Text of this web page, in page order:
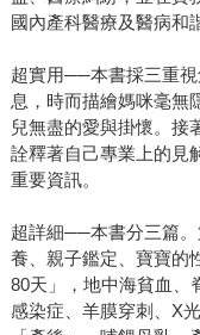
國內產科醫療及醫病和
超實用──本書採三重
息，時而描繪媽咪毫無
兒無盡的愛與掛懷。接
詮釋著自己專業上的見
重要資訊。
超詳細──本書分三篇
養、親子鑑定、寶寶
80天」，地中海貧血、
感染症、羊膜穿刺、X